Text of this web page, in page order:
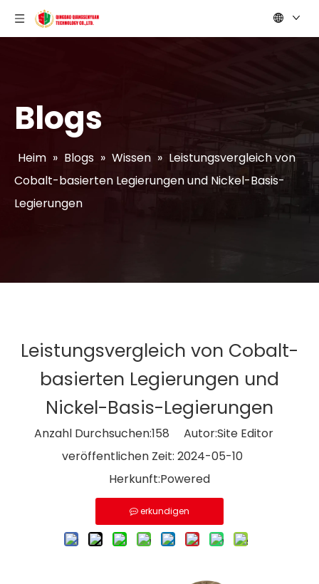
Blogs
Heim » Blogs » Wissen » Leistungsvergleich von
Cobalt-basierten Legierungen und Nickel-Basis-
Legierungen
Leistungsvergleich von Cobalt-
basierten Legierungen und
Nickel-Basis-Legierungen
Anzahl Durchsuchen:158 Autor:Site Editor
veröffentlichen Zeit: 2024-05-10
Herkunft:Powered
erkundigen